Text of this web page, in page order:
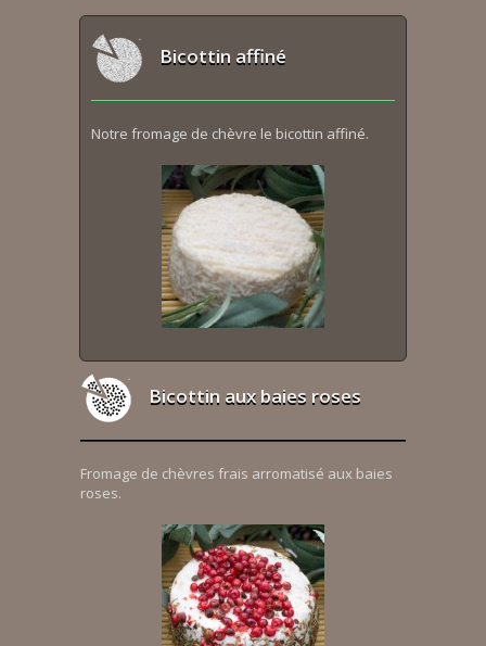
Bicottin affiné
Notre fromage de chèvre le bicottin affiné.
Bicottin aux baies roses
Fromage de chèvres frais arromatisé aux baies
roses.